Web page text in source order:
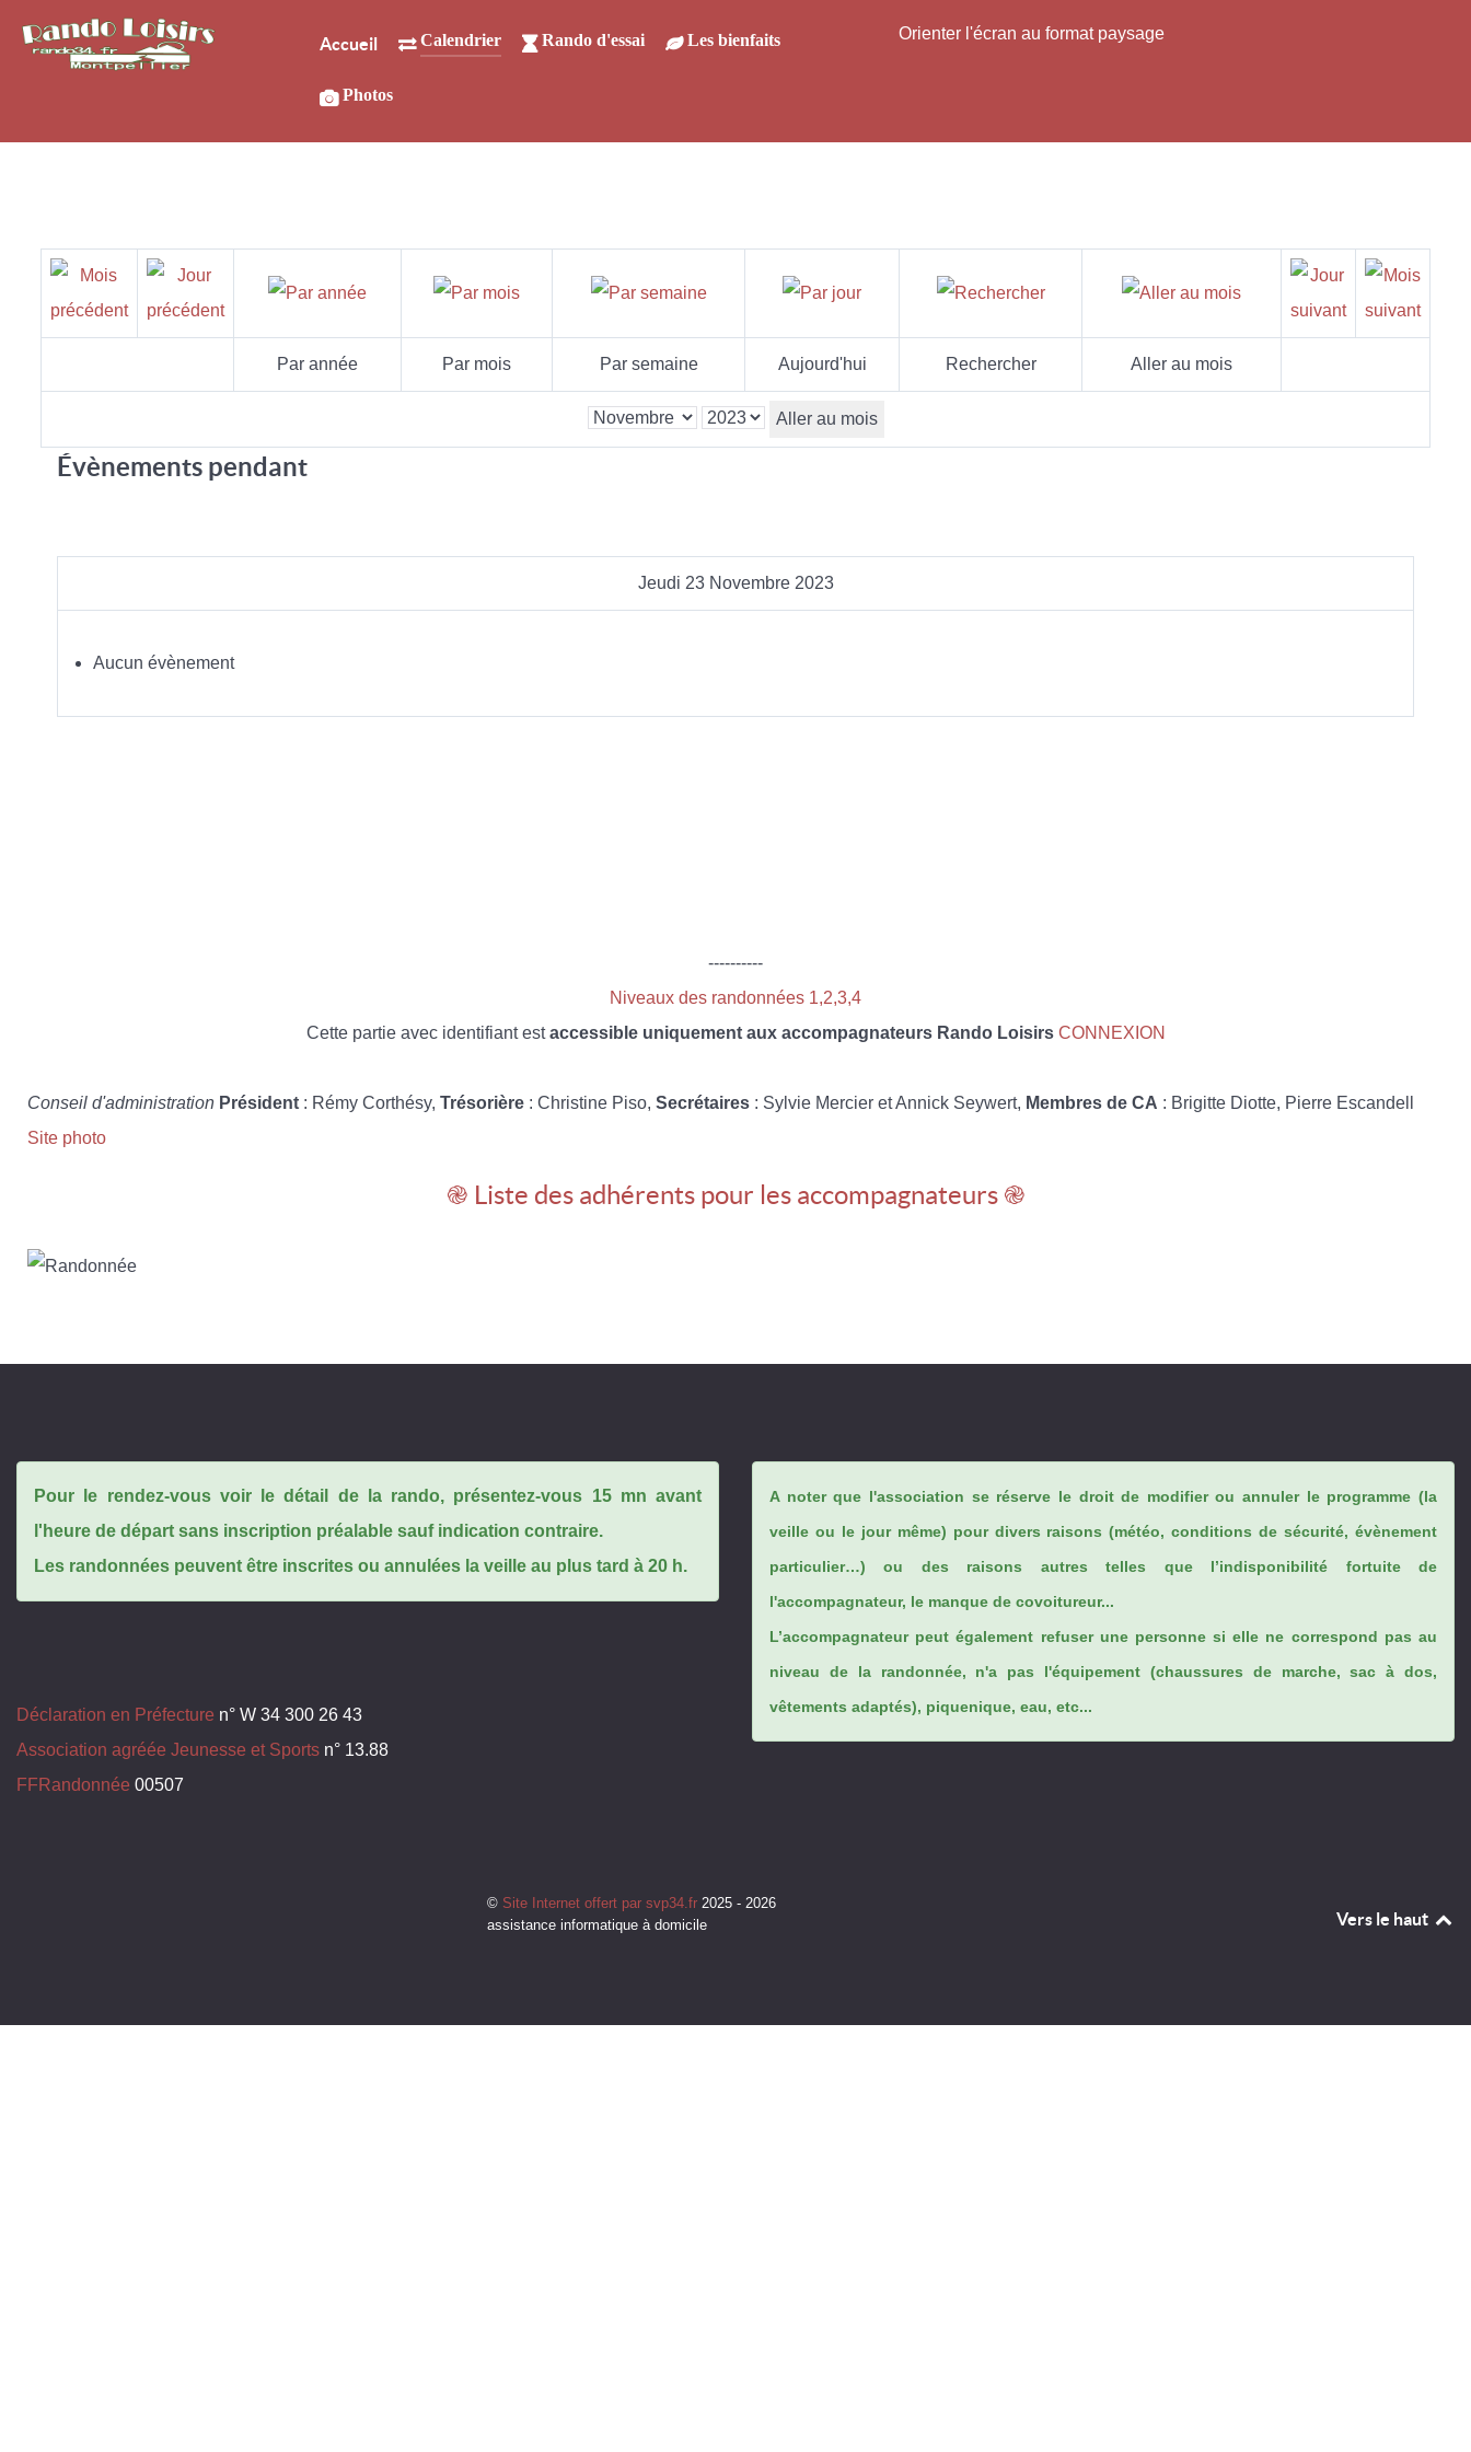
Accueil Calendrier Rando d'essai Les bienfaits
Photos
Orienter l'écran au format paysage
Par année Par mois Par semaine Aujourd'hui Rechercher Aller au mois
Aller au mois
Évènements pendant
Jeudi 23 Novembre 2023
Aucun évènement
----------
Niveaux des randonnées 1,2,3,4
Cette partie avec identifiant estaccessible uniquement aux accompagnateurs Rando Loisirs CONNEXION
Conseil d'administration Président : Rémy Corthésy, Trésorière : Christine Piso, Secrétaires : Sylvie Mercier et Annick Seywert, Membres de CA : Brigitte Diotte, Pierre Escandell
Site photo
֎ Liste des adhérents pour les accompagnateurs ֎
Pour le rendez-vous voir le détail de la rando, présentez-vous 15 mn avant
l'heure de départ sans inscription préalable sauf indication contraire.
Les randonnées peuvent être inscrites ou annulées la veille au plus tard à 20 h.
Déclaration en Préfecture n° W 34 300 26 43
Association agréée Jeunesse et Sports n° 13.88
FFRandonnée 00507
A noter que l'association se réserve le droit de modifier ou annuler le programme (la
veille ou le jour même) pour divers raisons (météo, conditions de sécurité, évènement
particulier…) ou des raisons autres telles que l’indisponibilité fortuite de
l'accompagnateur, le manque de covoitureur...
L’accompagnateur peut également refuser une personne si elle ne correspond pas au
niveau de la randonnée, n'a pas l'équipement (chaussures de marche, sac à dos,
vêtements adaptés), piquenique, eau, etc...
© Site Internet offert par svp34.fr 2025 - 2026
assistance informatique à domicile
Vers le haut